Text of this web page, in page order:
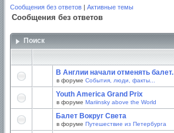
Сообщения без ответов | Активные темы
Сообщения без ответов
Поиск
В Англии начали отменять балет.
в форуме События, люди, факты...
Youth America Grand Prix
в форуме Mariinsky above the World
Балет Вокруг Света
в форуме Путешествие из Петербурга